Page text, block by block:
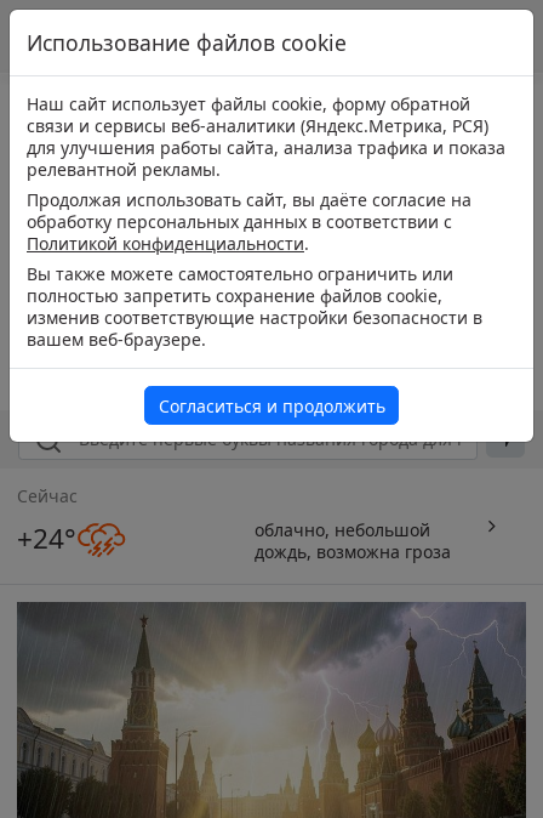
Сейчас
+24°
облачно, небольшой
дождь, возможна гроза
Использование файлов cookie
Наш сайт использует файлы cookie, форму обратной
связи и сервисы веб-аналитики (Яндекс.Метрика, РСЯ)
для улучшения работы сайта, анализа трафика и показа
релевантной рекламы.
Продолжая использовать сайт, вы даёте согласие на
обработку персональных данных в соответствии с
Политикой конфиденциальности.
Вы также можете самостоятельно ограничить или
полностью запретить сохранение файлов cookie,
изменив соответствующие настройки безопасности в
вашем веб-браузере.
Согласиться и продолжить